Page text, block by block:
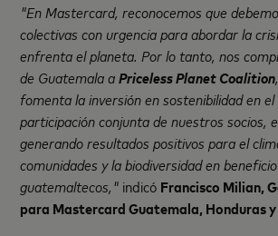
"En Mastercard, reconocemos que
colectivas con urgencia para abordar la
enfrenta el planeta. Por lo tanto, nos
de Guatemala aPriceless Planet Coalition
fomenta la inversión en sostenibilidad en el
participación conjunta de nuestros socios,
generando resultados positivos para el
comunidades y la biodiversidad en
guatemaltecos," indicó Francisco Milian,
para Mastercard Guatemala, Honduras